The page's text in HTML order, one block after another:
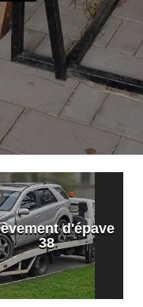
d'épave
38